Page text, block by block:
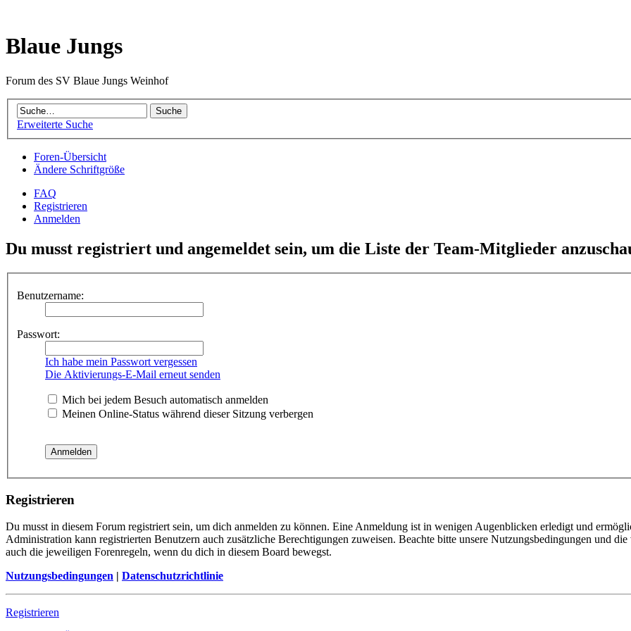
Blaue Jungs
Forum des SV Blaue Jungs Weinhof
Erweiterte Suche
Foren-Übersicht
Ändere Schriftgröße
FAQ
Registrieren
Anmelden
Du musst registriert und angemeldet sein, um die Liste der Team-Mitglieder
Benutzername:
Passwort:
Ich habe mein Passwort vergessen
Die Aktivierungs-E-Mail erneut senden
Mich bei jedem Besuch automatisch anmelden
Meinen Online-Status während dieser Sitzung verbergen
Registrieren
Du musst in diesem Forum registriert sein, um dich anmelden zu können. Eine Anmeldung ist in wenigen Augenblicken erledigt und
Administration kann registrierten Benutzern auch zusätzliche Berechtigungen zuweisen. Beachte bitte unsere Nutzungsbedingungen und
auch die jeweiligen Forenregeln, wenn du dich in diesem Board bewegst.
Nutzungsbedingungen | Datenschutzrichtlinie
Registrieren